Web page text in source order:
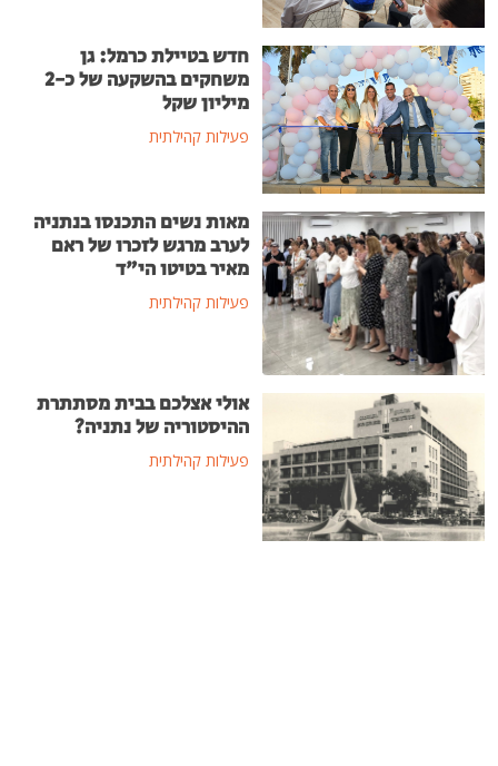
חדש בטיילת כרמל: גן
משחקים בהשקעה של כ-2
מיליון שקל
פעילות קהילתית
מאות נשים התכנסו בנתניה
לערב מרגש לזכרו של ראם
מאיר בטיטו הי"ד
פעילות קהילתית
אולי אצלכם בבית מסתתרת
ההיסטוריה של נתניה?
פעילות קהילתית